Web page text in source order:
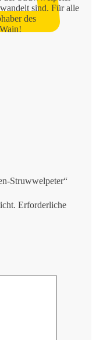
sind. Für alle
des
Struwwelpeter“
Erforderliche